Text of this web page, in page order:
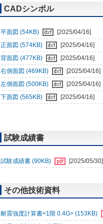
CADシンボル
平面図 (54KB)
[2025/04/16]
正面図 (574KB)
[2025/04/16]
背面図 (477KB)
[2025/04/16]
右側面図 (469KB)
[2025/04/16]
左側面図 (500KB)
[2025/04/16]
下面図 (565KB)
[2025/04/16]
試験成績書
試験成績書 (90KB) [2025/05/30]
その他技術資料
耐震強度計算書<1階 0.4G> (153KB)